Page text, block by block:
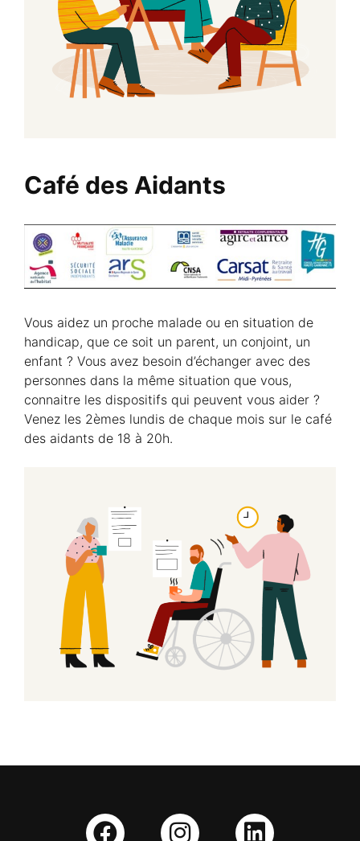
Café des Aidants
Vous aidez un proche malade ou en situation de
handicap, que ce soit un parent, un conjoint, un
enfant ? Vous avez besoin d’échanger avec des
personnes dans la même situation que vous,
connaitre les dispositifs qui peuvent vous aider ?
Venez les 2èmes lundis de chaque mois sur le café
des aidants de 18 à 20h.